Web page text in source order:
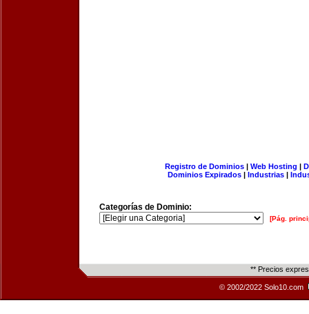
Registro de Dominios| Web Hosting |
Dominios Expirados | Industrias |
Categorías de Dominio:
[Pág.
** Precios
© 2002/2022 Solo10.com